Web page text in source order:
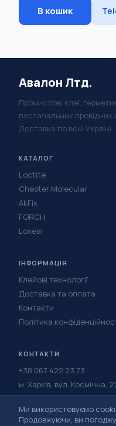
В кошик
Авалон Лтд.
Промислові клеї,
постачальник провідних
Доставка по всій Україні.
КАТАЛОГ
Loctite
Chester Molecular
AkFix
FORCH
Loxeal
ІНФОРМАЦІЯ
Клейові технології
Доставка та оплата
Контакти
Політика
КОНТАКТИ
+38 067 422 23 73
м. Харків, вул. Космічна,
Написати в Telegram
Написати у Viber
Ми використовуємо
Продовжуючи, ви